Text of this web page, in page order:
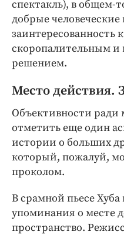
спектакль), в
добрые
заинтересованность
скоропалительным
решением.
Место действия.
Объективности
отметить еще один
истории о больших
который, пожалуй,
проколом.
В срамной пьесе Хуба
упоминания о месте
пространство.